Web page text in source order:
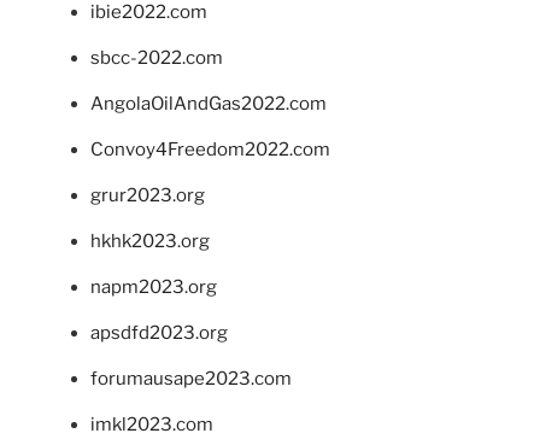
ibie2022.com
sbcc-2022.com
AngolaOilAndGas2022.com
Convoy4Freedom2022.com
grur2023.org
hkhk2023.org
napm2023.org
apsdfd2023.org
forumausape2023.com
imkl2023.com